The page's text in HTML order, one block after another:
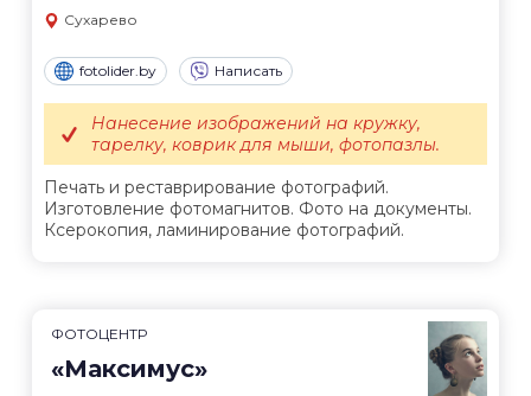
Сухарево
fotolider.by Написать
Печать и реставрирование фотографий.
Изготовление фотомагнитов. Фото на документы.
Ксерокопия, ламинирование фотографий.
Нанесение изображений на кружку,
тарелку, коврик для мыши, фотопазлы.
ФОТОЦЕНТР
«Максимус»